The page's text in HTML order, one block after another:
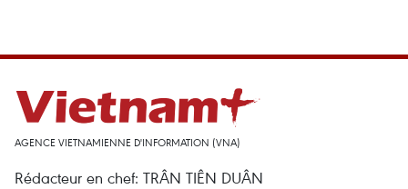
AGENCE VIETNAMIENNE D'INFORMATION (VNA)
Rédacteur en chef: TRÂN TIÊN DUÂN